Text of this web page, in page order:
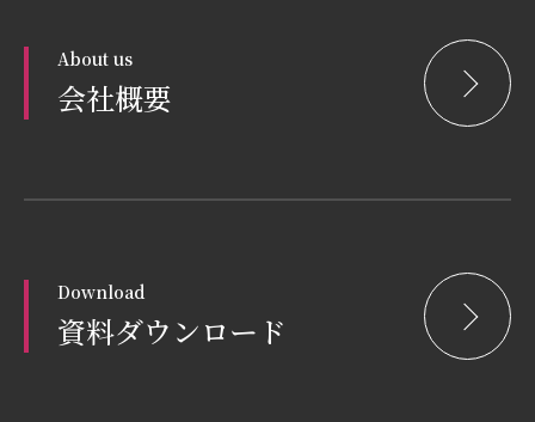
About us
会社概要
Download
資料ダウンロード